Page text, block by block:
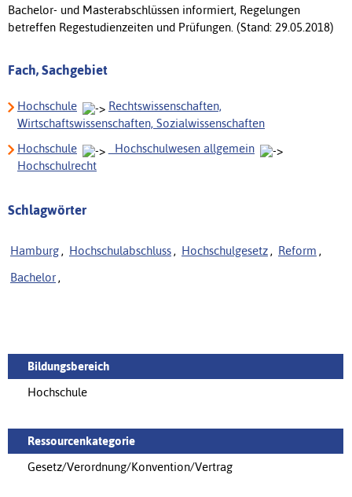
Bachelor- und Masterabschlüssen informiert, Regelungen
betreffen Regestudienzeiten und Prüfungen. (Stand: 29.05.2018)
Fach, Sachgebiet
Hochschule
Rechtswissenschaften,
Wirtschaftswissenschaften, Sozialwissenschaften
Hochschule
_Hochschulwesen allgemein
Hochschulrecht
Schlagwörter
Hamburg , Hochschulabschluss , Hochschulgesetz , Reform ,
Bachelor ,
Bildungsbereich
Hochschule
Ressourcenkategorie
Gesetz/Verordnung/Konvention/Vertrag